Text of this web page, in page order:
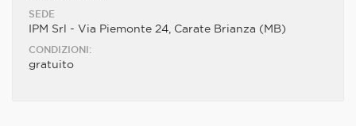
SEDE
IPM Srl - Via Piemonte 24, Carate Brianza (MB)
CONDIZIONI:
gratuito